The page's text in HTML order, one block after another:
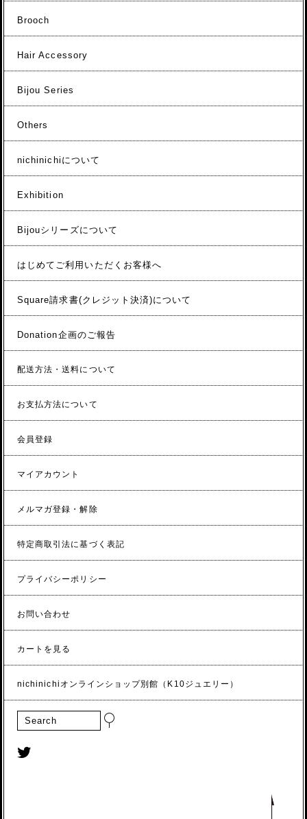
Brooch
Hair Accessory
Bijou Series
Others
nichinichiについて
Exhibition
Bijouシリーズについて
はじめてご利用いただくお客様へ
Square請求書(クレジット決済)について
Donation企画のご報告
配送方法・送料について
お支払方法について
会員登録
マイアカウント
メルマガ登録・解除
特定商取引法に基づく表記
プライバシーポリシー
お問い合わせ
カートを見る
nichinichiオンラインショップ別館（K10ジュエリー）